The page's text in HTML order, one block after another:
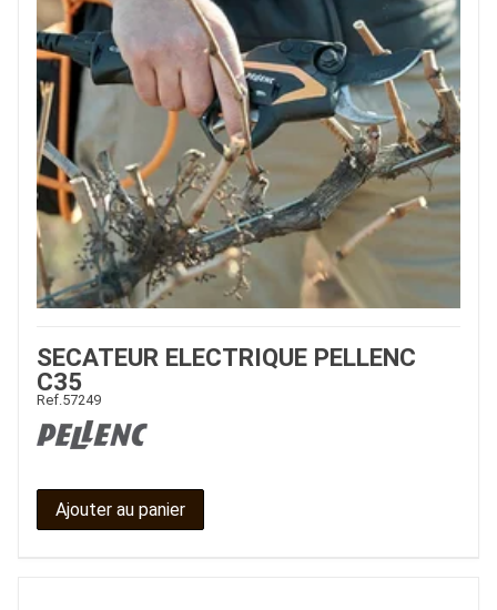
SECATEUR ELECTRIQUE PELLENC
C35
Ref. 57249
Ajouter au panier